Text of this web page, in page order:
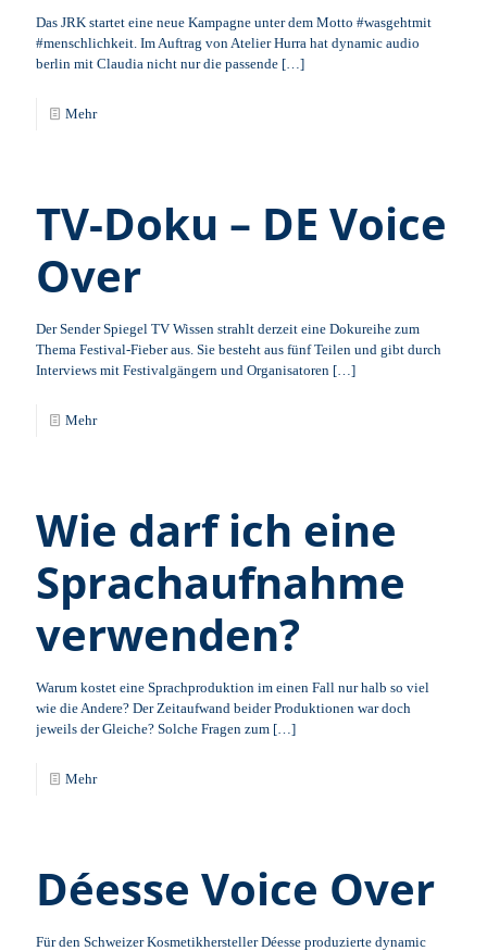
Das JRK startet eine neue Kampagne unter dem Motto #wasgehtmit
#menschlichkeit. Im Auftrag von Atelier Hurra hat dynamic audio
berlin mit Claudia nicht nur die passende […]
Mehr
TV-Doku – DE Voice
Over
Der Sender Spiegel TV Wissen strahlt derzeit eine Dokureihe zum
Thema Festival-Fieber aus. Sie besteht aus fünf Teilen und gibt durch
Interviews mit Festivalgängern und Organisatoren […]
Mehr
Wie darf ich eine
Sprachaufnahme
verwenden?
Warum kostet eine Sprachproduktion im einen Fall nur halb so viel
wie die Andere? Der Zeitaufwand beider Produktionen war doch
jeweils der Gleiche? Solche Fragen zum […]
Mehr
Déesse Voice Over
Für den Schweizer Kosmetikhersteller Déesse produzierte dynamic